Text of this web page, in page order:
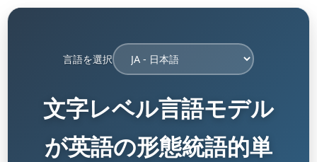
言語を選択
文字レベル言語モデル
が英語の形態統語的単